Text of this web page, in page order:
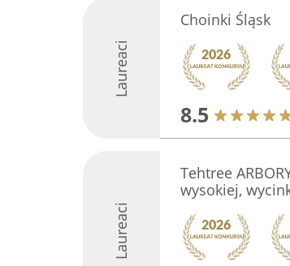
Laureaci
Choinki Śląsk
8.5
Laureaci
Tehtree
wysokiej,